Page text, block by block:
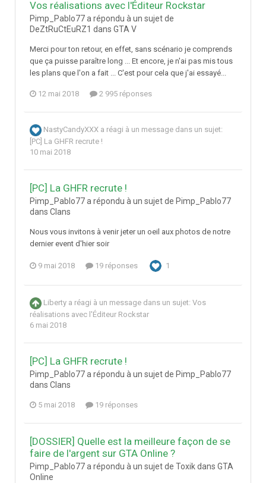
Vos réalisations avec l'Éditeur Rockstar
Pimp_Pablo77 a répondu à un sujet de
DeZtRuCtEuRZ1 dans GTA V
Merci pour ton retour, en effet, sans scénario je comprends
que ça puisse paraître long ... Et encore, je n'ai pas mis tous
les plans que l'on a fait ... C'est pour cela que j'ai essayé...
12 mai 2018 2 995 réponses
NastyCandyXXX a réagi à un message dans un sujet:
[PC] La GHFR recrute !
10 mai 2018
[PC] La GHFR recrute !
Pimp_Pablo77 a répondu à un sujet de Pimp_Pablo77
dans Clans
Nous vous invitons à venir jeter un oeil aux photos de notre
dernier event d'hier soir
9 mai 2018 19 réponses 1
Liberty a réagi à un message dans un sujet: Vos
réalisations avec l'Éditeur Rockstar
6 mai 2018
[PC] La GHFR recrute !
Pimp_Pablo77 a répondu à un sujet de Pimp_Pablo77
dans Clans
5 mai 2018 19 réponses
[DOSSIER] Quelle est la meilleure façon de se
faire de l'argent sur GTA Online ?
Pimp_Pablo77 a répondu à un sujet de Toxik dans GTA
Online